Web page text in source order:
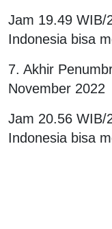
Jam 19.49 WIB/
Indonesia bisa
7. Akhir
November 2022
Jam 20.56 WIB/
Indonesia bisa